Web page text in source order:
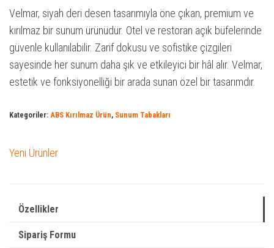
Velmar, siyah deri desen tasarımıyla öne çıkan, premium ve
kırılmaz bir sunum ürünüdür. Otel ve restoran açık büfelerinde
güvenle kullanılabilir. Zarif dokusu ve sofistike çizgileri
sayesinde her sunum daha şık ve etkileyici bir hâl alır. Velmar,
estetik ve fonksiyonelliği bir arada sunan özel bir tasarımdır.
Kategoriler: ABS Kırılmaz Ürün, Sunum Tabakları
Yeni Ürünler
Özellikler
Sipariş Formu